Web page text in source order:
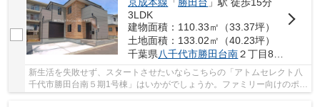
3LDK
建物面積：110.33㎡（33.37坪）
土地面積：133.02㎡（40.23坪）
千葉県八千代市勝田台南２丁目841-28
新生活を失敗せず、スタートさせたいならこちらの「アトムセレクト八
千代市勝田台南５期1号棟」はいかがでしょうか。ファミリー向けのポイ
ント、八千代市立勝田台小学校が徒歩10分のと...